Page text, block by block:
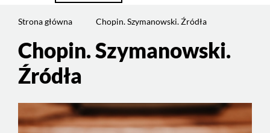
Strona główna Chopin. Szymanowski. Źródła
Treść
stronyChopin. Szymanowski.
Źródła